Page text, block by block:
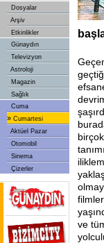
Dosyalar
Arşiv
Etkinlikler
Günaydın
Televizyon
Astroloji
Magazin
Sağlık
Cuma
» Cumartesi
Aktüel Pazar
Otomobil
Sinema
Çizerler
ve